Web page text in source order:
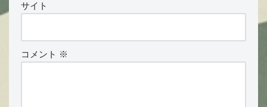
サイト
コメント ※